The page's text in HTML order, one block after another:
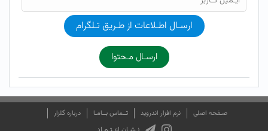
ارسـال اطـلاعات از طـریق تـلگرام
ارسـال مـحتوا
صـفحه اصلی نرم افزار اندروید تــماس بــامـا درباره گلزار